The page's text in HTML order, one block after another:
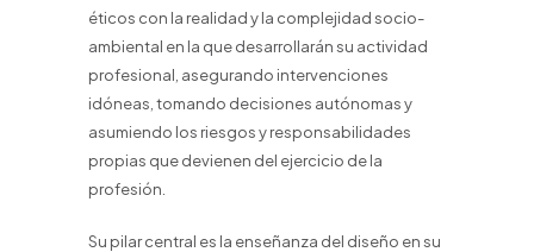
éticos con la realidad y la complejidad socio-
ambiental en la que desarrollarán su actividad
profesional, asegurando intervenciones
idóneas, tomando decisiones autónomas y
asumiendo los riesgos y responsabilidades
propias que devienen del ejercicio de la
profesión.
Su pilar central es la enseñanza del diseño en su